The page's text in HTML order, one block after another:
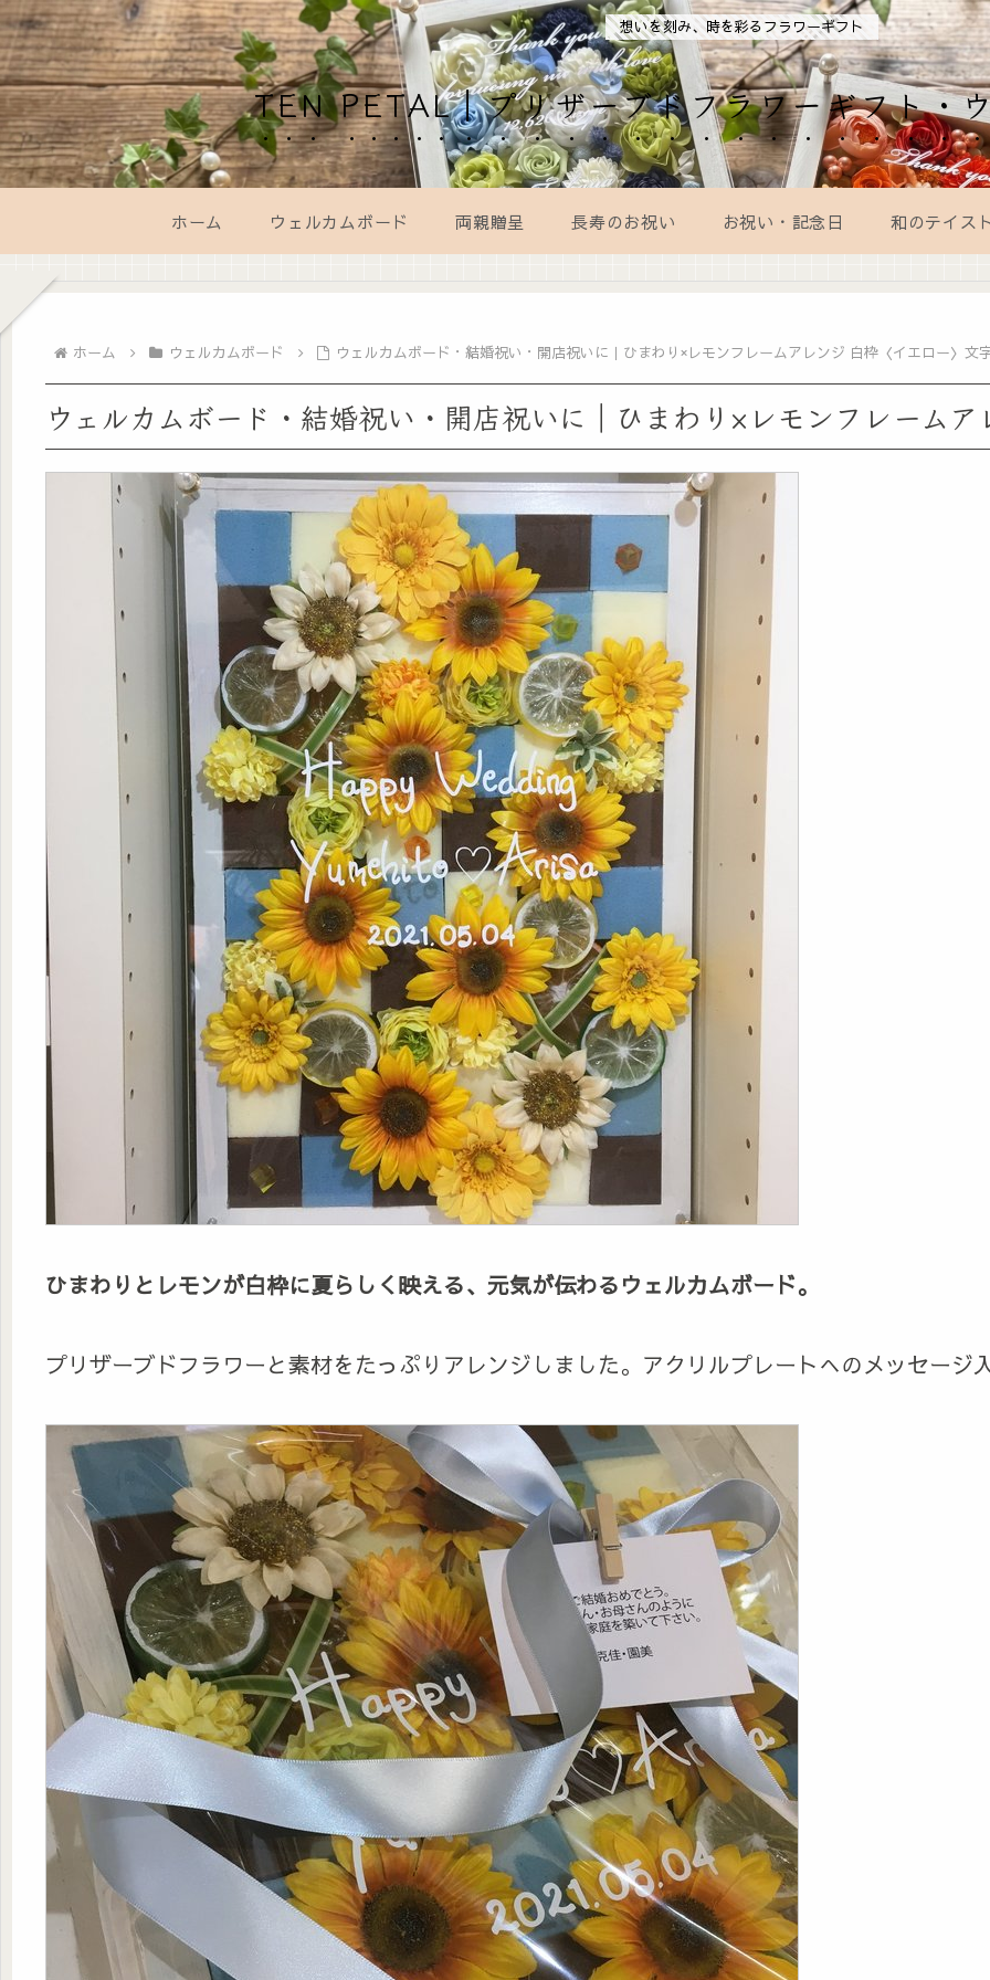
想いを刻み、時を彩るフラワーギフト
TEN PETAL｜プリザーブドフラワーギフト・
ホーム ウェルカムボード 両親贈呈 長寿のお祝い お祝い・記念日 和のテイス
ホーム ウェルカムボード ウェルカムボード・結婚祝い・開店祝いに｜ひまわり×レモンフレームアレンジ 白枠〈イエロー〉文
ウェルカムボード・結婚祝い・開店祝いに｜ひまわり×レモンフレーム
ひまわりとレモンが白枠に夏らしく映える、元気が伝わるウェルカムボード。
プリザーブドフラワーと素材をたっぷりアレンジしました。アクリルプレートへのメッセージ